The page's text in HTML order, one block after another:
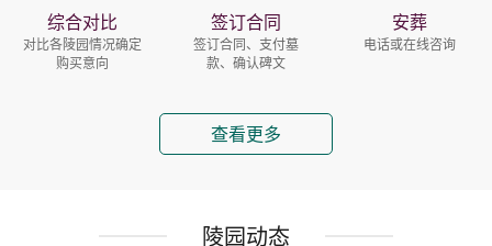
综合对比
对比各陵园情况确定
购买意向
签订合同
签订合同、支付墓
款、确认碑文
安葬
电话或在线咨询
查看更多
陵园动态